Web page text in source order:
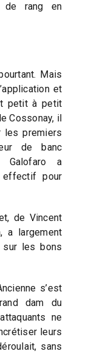
de rang en
Mais
et
petit à petit
Cossonay, il
les premiers
de banc
Galofaro a
effectif pour
de Vincent
a largement
sur les bons
s’est
dam du
ne
leurs
sans